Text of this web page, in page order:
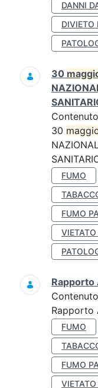
DANNI
DIVIETO
30
30
FUMO
FUMO
Rapporto
Rapporto
FUMO
FUMO